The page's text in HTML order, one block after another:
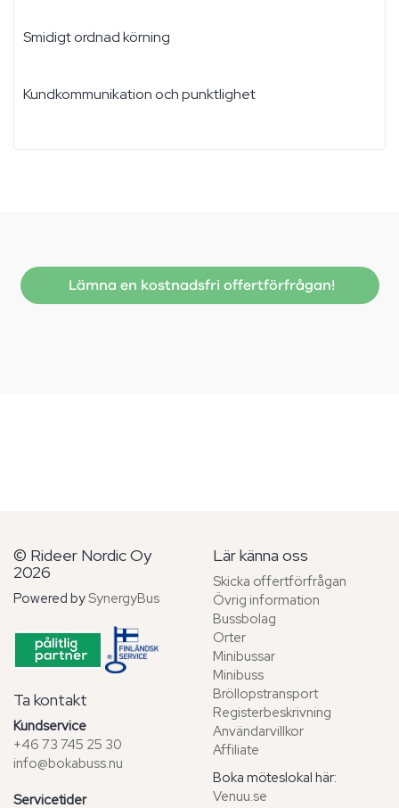
Smidigt ordnad körning
Kundkommunikation och punktlighet
Lämna en kostnadsfri offertförfrågan!
© Rideer Nordic Oy
2026
Powered by SynergyBus
Ta kontakt
Kundservice
+46 73 745 25 30
info@bokabuss.nu
Servicetider
Lär känna oss
Skicka offertförfrågan
Övrig information
Bussbolag
Orter
Minibussar
Minibuss
Bröllopstransport
Registerbeskrivning
Användarvillkor
Affiliate
Boka möteslokal här:
Venuu.se